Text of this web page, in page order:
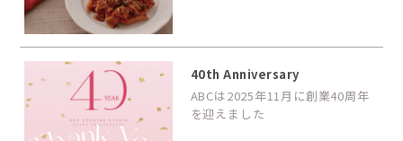
40th Anniversary
ABCは2025年11月に創業40周年
を迎えました